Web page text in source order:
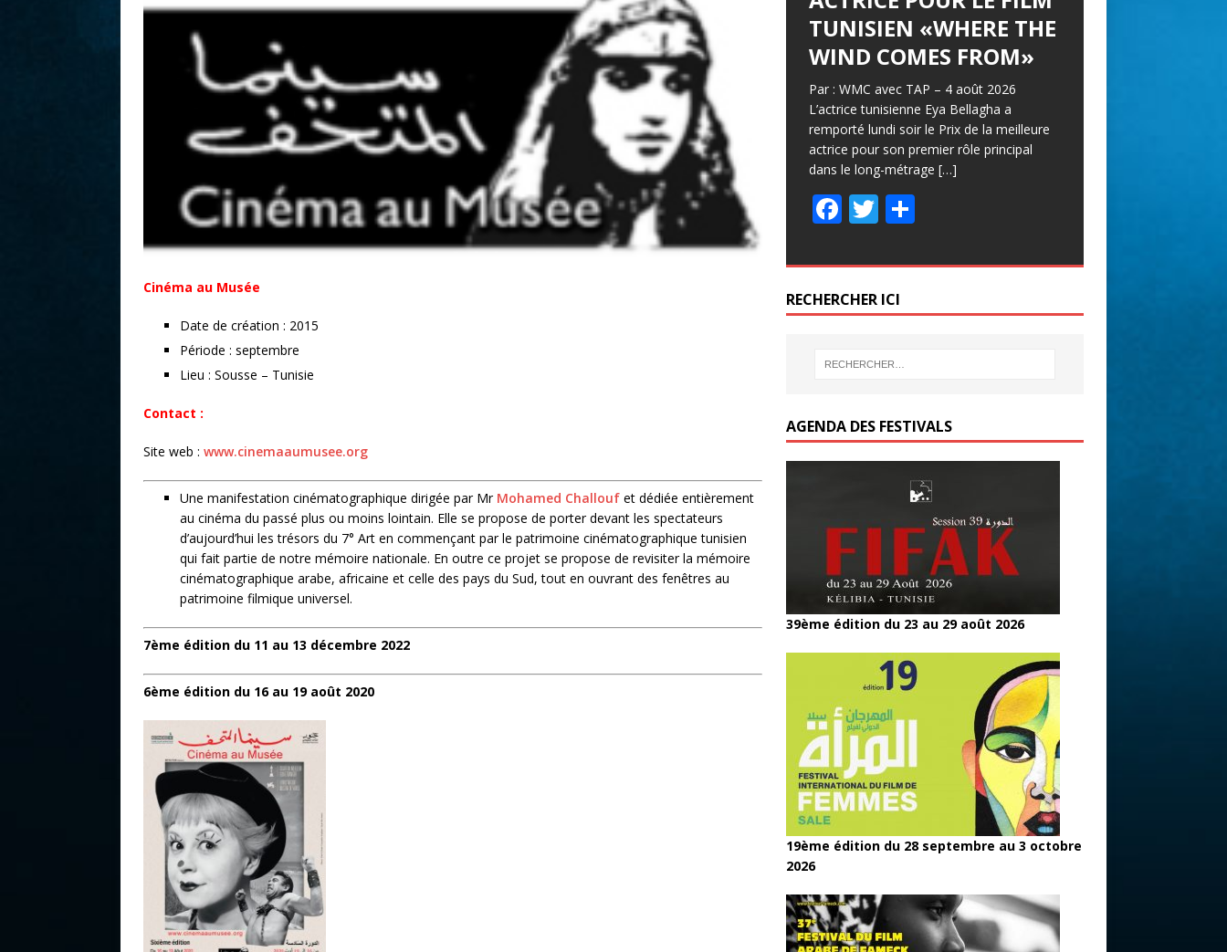
Cinéma au Musée
Date de création : 2015
Période : septembre
Lieu : Sousse – Tunisie
Contact :
Site web : www.cinemaaumusee.org
Une manifestation cinématographique dirigée par Mr Mohamed Challouf et dédiée entièrement
au cinéma du passé plus ou moins lointain. Elle se propose de porter devant les spectateurs
d’aujourd’hui les trésors du 7° Art en commençant par le patrimoine cinématographique tunisien
qui fait partie de notre mémoire nationale. En outre ce projet se propose de revisiter la mémoire
cinématographique arabe, africaine et celle des pays du Sud, tout en ouvrant des fenêtres au
patrimoine filmique universel.
7ème édition du 11 au 13 décembre 2022
6ème édition du 16 au 19 août 2020
TUNISIEN «WHERE THE
WIND COMES FROM»
Par : WMC avec TAP – 4 août 2026
L’actrice tunisienne Eya Bellagha a
remporté lundi soir le Prix de la meilleure
actrice pour son premier rôle principal
dans le long-métrage […]
F
e
b
o
o
T
itt
er
P
ta
er
RECHERCHER ICI
AGENDA DES FESTIVALS
39ème édition du 23 au 29 août 2026
19ème édition du 28 septembre au 3 octobre
2026